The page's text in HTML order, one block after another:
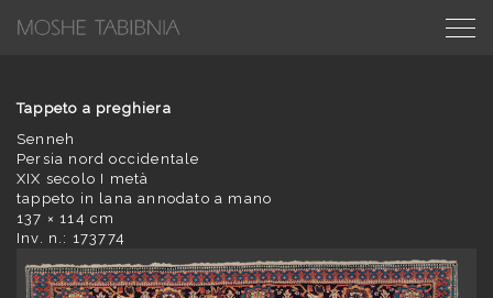
Tappeto a preghiera
Senneh
Persia nord occidentale
XIX secolo I metà
tappeto in lana annodato a mano
137 × 114 cm
Inv. n.: 173774